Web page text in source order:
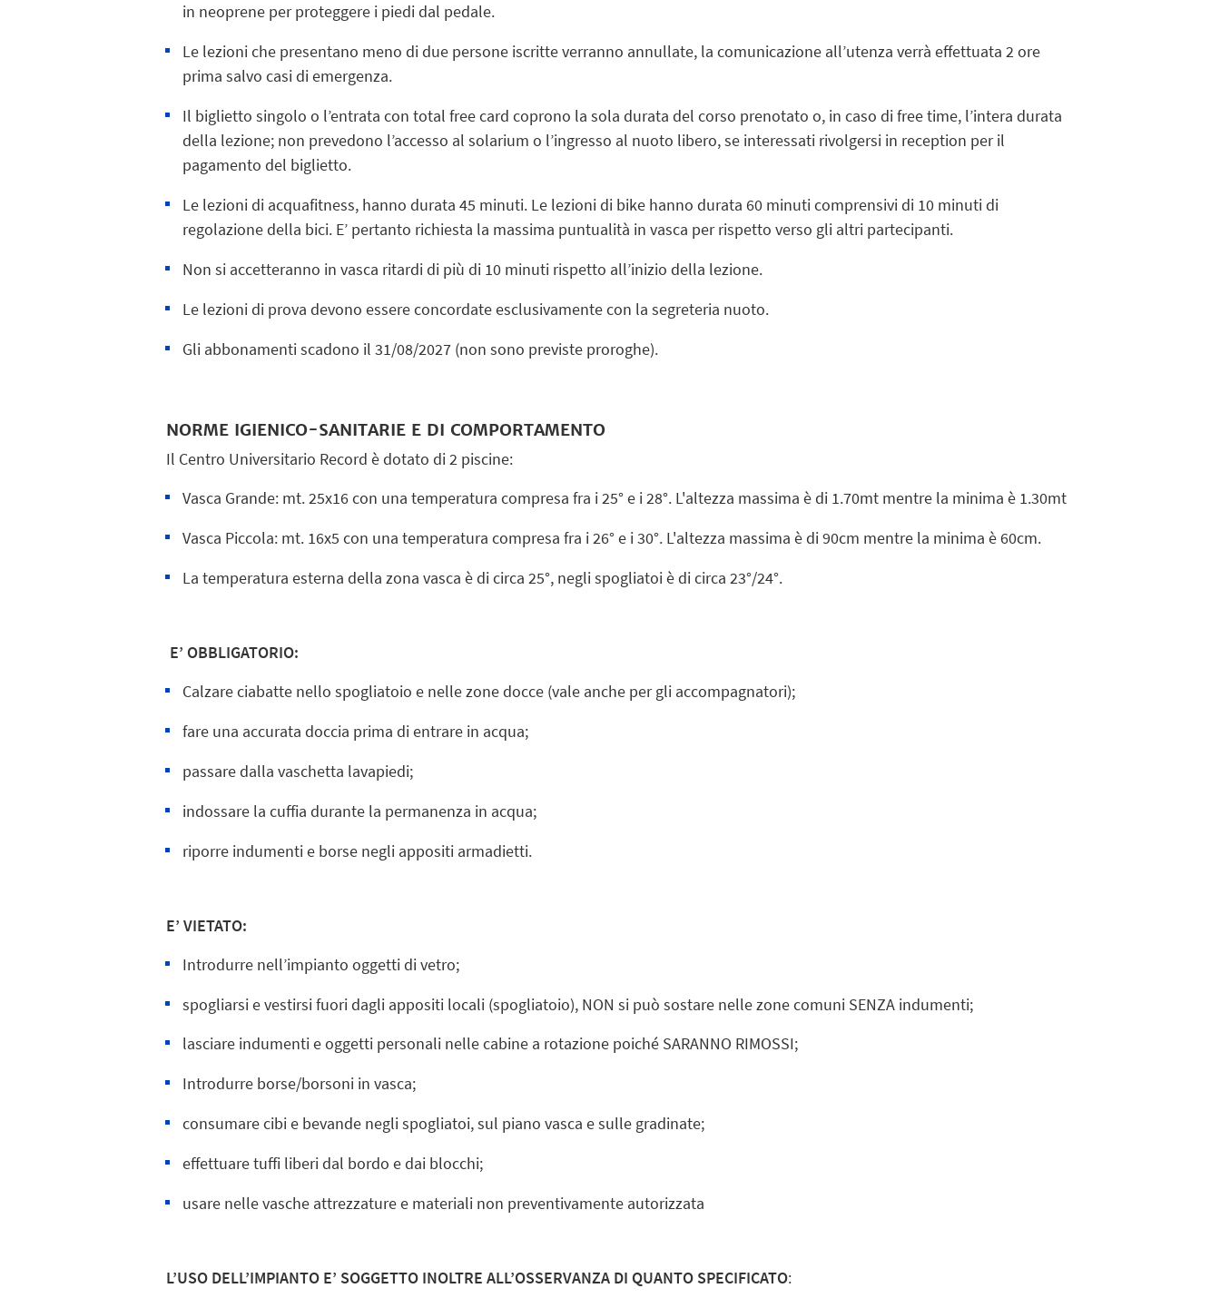
in neoprene per proteggere i piedi dal pedale.
Le lezioni che presentano meno di due persone iscritte verranno annullate, la comunicazione all’utenza verrà effettuata 2 ore
prima salvo casi di emergenza.
Il biglietto singolo o l’entrata con total free card coprono la sola durata del corso prenotato o, in caso di free time, l’intera durata
della lezione; non prevedono l’accesso al solarium o l’ingresso al nuoto libero, se interessati rivolgersi in reception per il
pagamento del biglietto.
Le lezioni di acquafitness, hanno durata 45 minuti. Le lezioni di bike hanno durata 60 minuti comprensivi di 10 minuti di
regolazione della bici. E’ pertanto richiesta la massima puntualità in vasca per rispetto verso gli altri partecipanti.
Non si accetteranno in vasca ritardi di più di 10 minuti rispetto all’inizio della lezione.
Le lezioni di prova devono essere concordate esclusivamente con la segreteria nuoto.
Gli abbonamenti scadono il 31/08/2027 (non sono previste proroghe).
NORME IGIENICO-SANITARIE E DI COMPORTAMENTO
Il Centro Universitario Record è dotato di 2 piscine:
Vasca Grande: mt. 25x16 con una temperatura compresa fra i 25° e i 28°. L'altezza massima è di 1.70mt mentre la minima è 1.30mt
Vasca Piccola: mt. 16x5 con una temperatura compresa fra i 26° e i 30°. L'altezza massima è di 90cm mentre la minima è 60cm.
La temperatura esterna della zona vasca è di circa 25°, negli spogliatoi è di circa 23°/24°.
E’ OBBLIGATORIO:
Calzare ciabatte nello spogliatoio e nelle zone docce (vale anche per gli accompagnatori);
fare una accurata doccia prima di entrare in acqua;
passare dalla vaschetta lavapiedi;
indossare la cuffia durante la permanenza in acqua;
riporre indumenti e borse negli appositi armadietti.
E’ VIETATO:
Introdurre nell’impianto oggetti di vetro;
spogliarsi e vestirsi fuori dagli appositi locali (spogliatoio), NON si può sostare nelle zone comuni SENZA indumenti;
lasciare indumenti e oggetti personali nelle cabine a rotazione poiché SARANNO RIMOSSI;
Introdurre borse/borsoni in vasca;
consumare cibi e bevande negli spogliatoi, sul piano vasca e sulle gradinate;
effettuare tuffi liberi dal bordo e dai blocchi;
usare nelle vasche attrezzature e materiali non preventivamente autorizzata
L’USO DELL’IMPIANTO E’ SOGGETTO INOLTRE ALL’OSSERVANZA DI QUANTO SPECIFICATO: